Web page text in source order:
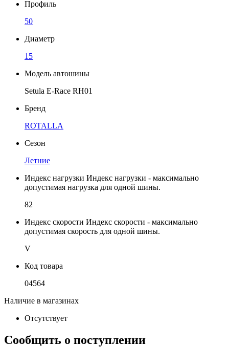
Профиль
50
Диаметр
15
Модель автошины
Setula E-Race RH01
Бренд
ROTALLA
Сезон
Летние
Индекс нагрузки Индекс нагрузки - максимально
допустимая нагрузка для одной шины.
82
Индекс скорости Индекс скорости - максимально
допустимая скорость для одной шины.
V
Код товара
04564
Наличие в магазинах
Отсутствует
Сообщить о поступлении